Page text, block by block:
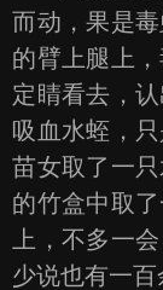
而动，果是
的臂上腿上
定睛看去，
吸血水蛭，
苗女取了一
的竹盒中取
上，不多一
少说也有一百